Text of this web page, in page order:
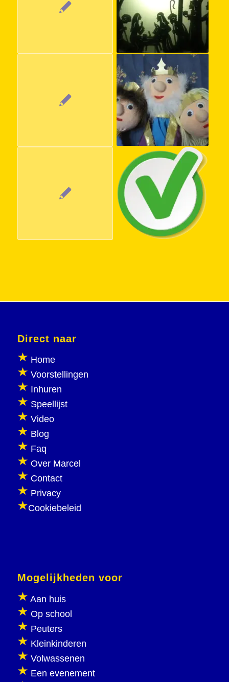
Direct naar
Home
Voorstellingen
Inhuren
Speellijst
Video
Blog
Faq
Over Marcel
Contact
Privacy
Cookiebeleid
Mogelijkheden voor
Aan huis
Op school
Peuters
Kleinkinderen
Volwassenen
Een evenement